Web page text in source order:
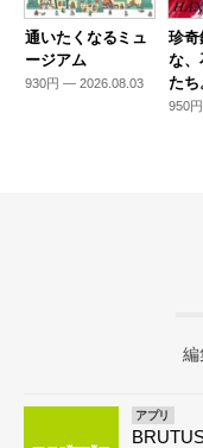
通いたくなるミュ
ージアム
930円 — 2026.08.03
珍奇
な、
た
950
編
アプリ